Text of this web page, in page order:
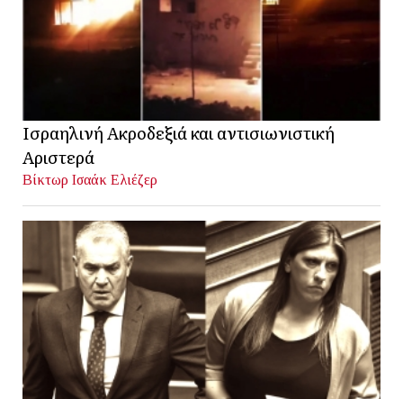
Ισραηλινή Ακροδεξιά και αντισιωνιστική
Αριστερά
Βίκτωρ Ισαάκ Ελιέζερ